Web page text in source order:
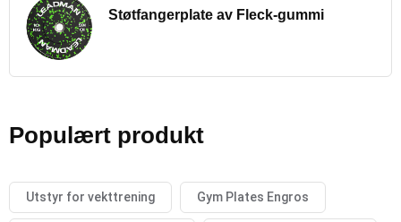
Støtfangerplate av Fleck-gummi
Populært produkt
Utstyr for vekttrening Gym Plates Engros